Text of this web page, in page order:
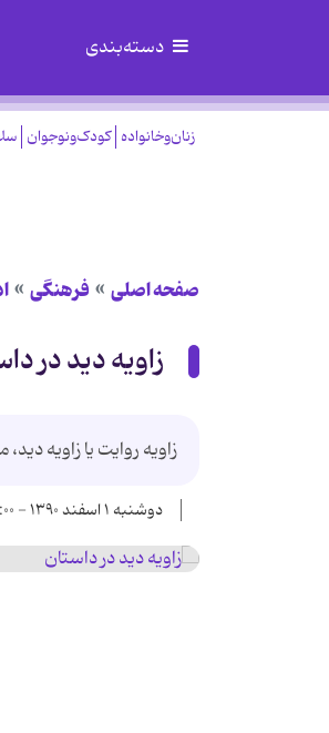
دسته‌بندی
زنان‌وخانواده کودک‌ونوجوان
صفحه اصلی فرهنگی
زاویه دید در
زاويه روايت يا زاويه
دوشنبه ۱ اسفند ۱۳۹۰ - ۰۰:۰۰